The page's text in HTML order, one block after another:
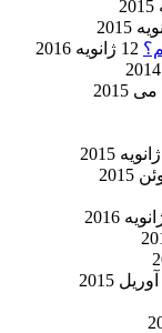
12 ژانویه 2016